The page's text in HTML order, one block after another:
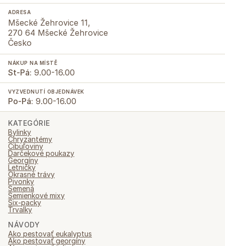
ADRESA
Mšecké Žehrovice 11,
270 64 Mšecké Žehrovice
Česko
NÁKUP NA MÍSTĚ
St-Pá: 9.00-16.00
VYZVEDNUTÍ OBJEDNÁVEK
Po-Pá: 9.00-16.00
KATEGÓRIE
Bylinky
Chryzantémy
Cibuľoviny
Darčekové poukazy
Georgíny
Letničky
Okrasné trávy
Pivonky
Semená
Semienkové mixy
Six-packy
Trvalky
NÁVODY
Ako pestovať eukalyptus
Ako pestovať georgíny